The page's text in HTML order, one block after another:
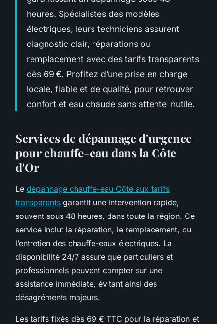
heures. Spécialistes des modèles
électriques, leurs techniciens assurent
diagnostic clair, réparations ou
remplacement avec des tarifs transparents
dès 69 €. Profitez d’une prise en charge
locale, fiable et de qualité, pour retrouver
confort et eau chaude sans attente inutile.
Services de dépannage d'urgence
pour chauffe-eau dans la Côte
d'Or
Le dépannage chauffe-eau Côte aux tarifs
transparents garantit une intervention rapide,
souvent sous 48 heures, dans toute la région. Ce
service inclut la réparation, le remplacement, ou
l’entretien des chauffe-eaux électriques. La
disponibilité 24/7 assure que particuliers et
professionnels peuvent compter sur une
assistance immédiate, évitant ainsi des
désagréments majeurs.
Les tarifs fixés dès 69 € TTC pour la réparation et